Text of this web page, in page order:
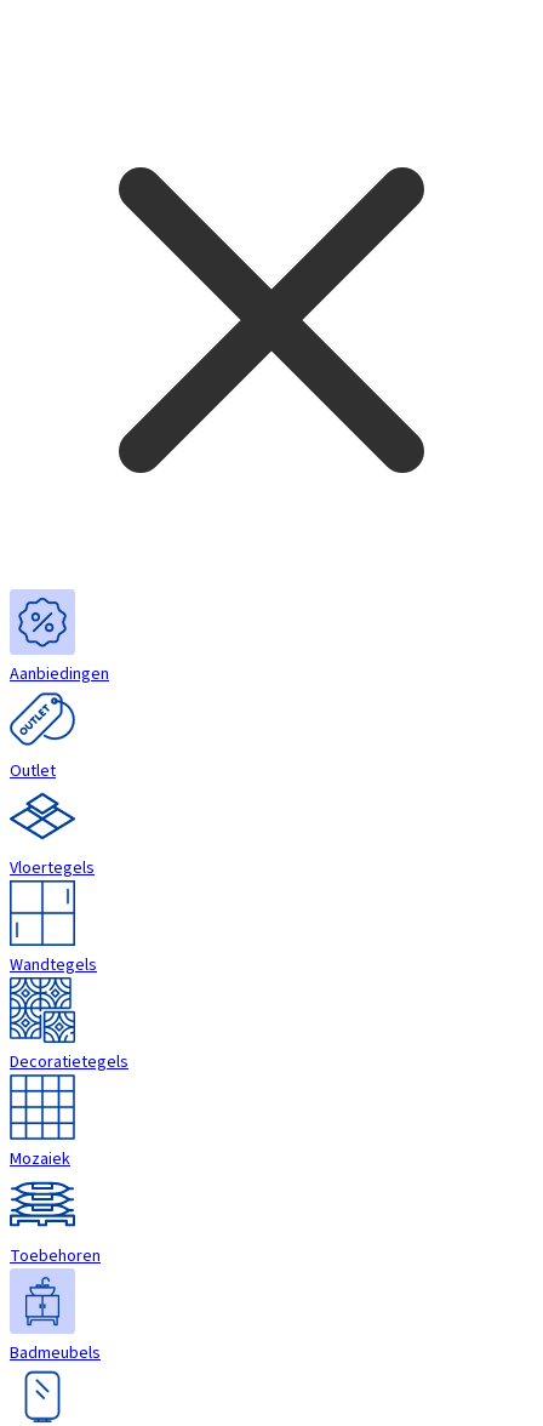
Aanbiedingen
Outlet
Vloertegels
Wandtegels
Decoratietegels
Mozaiek
Toebehoren
Badmeubels